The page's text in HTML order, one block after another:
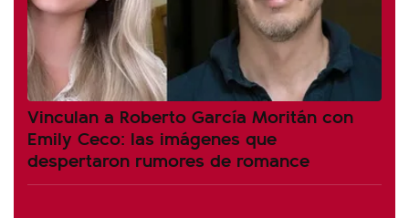
Vinculan a Roberto García Moritán con
Emily Ceco: las imágenes que
despertaron rumores de romance